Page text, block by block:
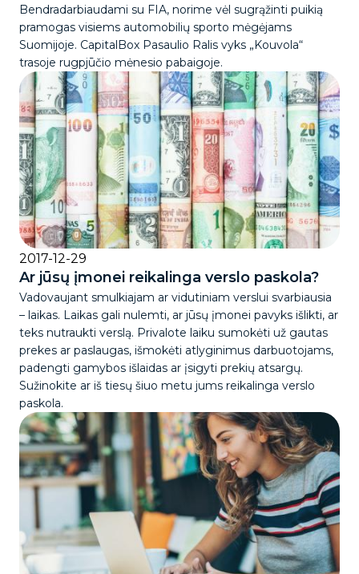
Bendradarbiaudami su FIA, norime vėl sugrąžinti puikią
pramogas visiems automobilių sporto mėgėjams
Suomijoje. CapitalBox Pasaulio Ralis vyks „Kouvola“
trasoje rugpjūčio mėnesio pabaigoje.
2017-12-29
Ar jūsų įmonei reikalinga verslo paskola?
Vadovaujant smulkiajam ar vidutiniam verslui svarbiausia
– laikas. Laikas gali nulemti, ar jūsų įmonei pavyks išlikti, ar
teks nutraukti verslą. Privalote laiku sumokėti už gautas
prekes ar paslaugas, išmokėti atlyginimus darbuotojams,
padengti gamybos išlaidas ar įsigyti prekių atsargų.
Sužinokite ar iš tiesų šiuo metu jums reikalinga verslo
paskola.